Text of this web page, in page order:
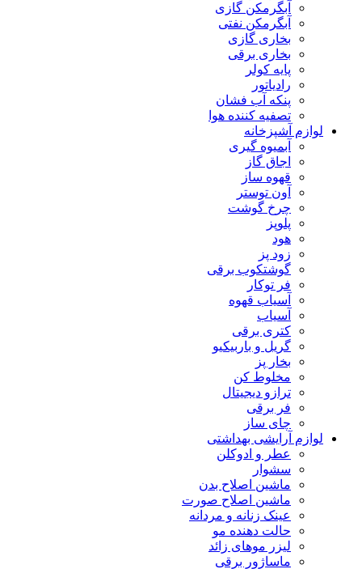
آبگرمکن گازی
آبگرمکن نفتی
بخاری گازی
بخاری برقی
پایه کولر
رادیاتور
پنکه آب فشان
تصفیه کننده هوا
لوازم آشپزخانه
آبمیوه گیری
اجاق گاز
قهوه ساز
آون توستر
چرخ گوشت
پلوپز
هود
زود پز
گوشتکوب برقی
فر توکار
آسیاب قهوه
آسیاب
کتری برقی
گریل و باربیکیو
بخار پز
مخلوط کن
ترازو دیجیتال
فر برقی
چای ساز
لوازم آرایشی بهداشتی
عطر و ادوکلن
سشوار
ماشین اصلاح بدن
ماشین اصلاح صورت
عینک زنانه و مردانه
حالت دهنده مو
لیزر موهای زائد
ماساژور برقی